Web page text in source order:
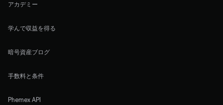
アカデミー
学んで収益を得る
暗号資産ブログ
手数料と条件
Phemex API